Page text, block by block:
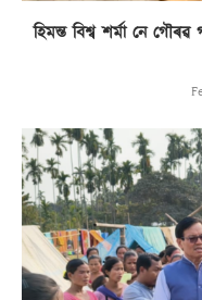
হিমন্ত বিশ্ব শৰ্মা নে